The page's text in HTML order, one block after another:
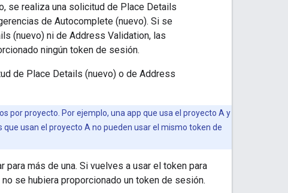
se realiza una solicitud de Place Details
de Autocomplete (nuevo). Si se
(nuevo) ni de Address Validation, las
ningún token de sesión.
de Place Details (nuevo) o de Address
por proyecto. Por ejemplo, una app que usa el proyecto A y
usan el proyecto A no pueden usar el mismo token de
para más de una. Si vuelves a usar el token para
se hubiera proporcionado un token de sesión.